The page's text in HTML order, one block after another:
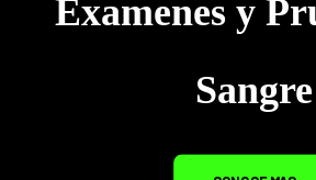
Examenes y
Sangre